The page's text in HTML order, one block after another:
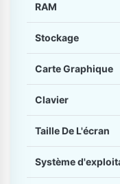
RAM
Stockage
Carte Graphique
Clavier
Taille De L'écran
Système